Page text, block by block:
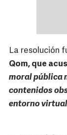
La resolución
Qom, que
moral pública
contenidos
entorno